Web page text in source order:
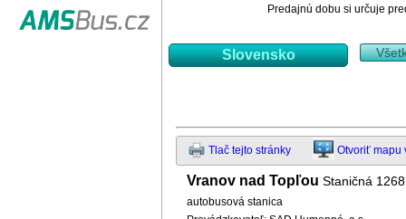
Predajnú dobu si určuje
Slovensko
Tlač tejto stránky Otvoriť mapu
Vranov nad Topľou Staničná 1268
autobusová stanica